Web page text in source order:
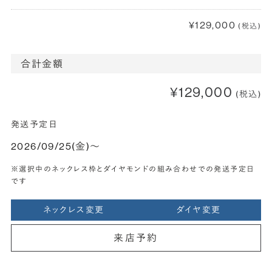
¥129,000 (税込)
合計金額
¥129,000 (税込)
発送予定日
2026/09/25(金)〜
※選択中のネックレス枠とダイヤモンドの組み合わせでの発送予定日
です
ネックレス変更 ダイヤ変更
来店予約